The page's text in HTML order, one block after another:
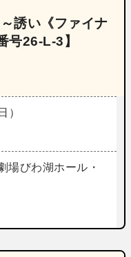
誘い《ファイナ
26‐L‐3】
）
場びわ湖ホール・